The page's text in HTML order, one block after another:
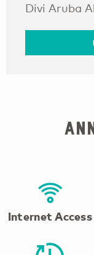
Divi Aruba
Internet Access